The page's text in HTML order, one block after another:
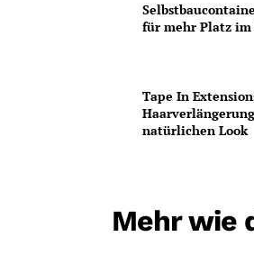
für mehr Platz im
Tape In
natürlichen Look
Mehr wie